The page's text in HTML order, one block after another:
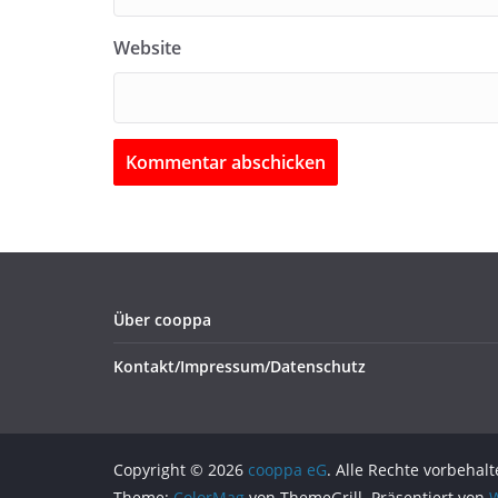
Website
Über cooppa
Kontakt/Impressum/Datenschutz
Copyright © 2026 cooppa eG. Alle Rechte